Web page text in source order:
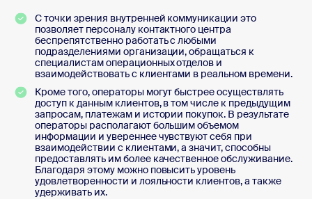
С точки зрения внутренней коммуникации это
позволяет персоналу контактного центра
беспрепятственно работать с любыми
подразделениями организации, обращаться к
специалистам операционных отделов и
взаимодействовать с клиентами в реальном времени.
Кроме того, операторы могут быстрее осуществлять
доступ к данным клиентов, в том числе к предыдущим
запросам, платежам и истории покупок. В результате
операторы располагают большим объемом
информации и увереннее чувствуют себя при
взаимодействии с клиентами, а значит, способны
предоставлять им более качественное обслуживание.
Благодаря этому можно повысить уровень
удовлетворенности и лояльности клиентов, а также
удерживать их.